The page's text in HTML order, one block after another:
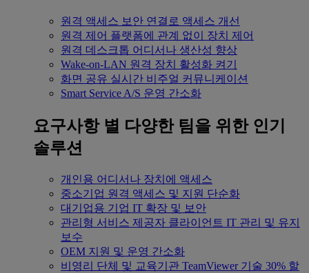
원격 액세스 보안 연결로 액세스 개선
원격 제어 플랫폼에 관계 없이 장치 제어
원격 데스크톱 어디서나 생산성 향상
Wake-on-LAN 원격 장치 활성화 켜기
화면 공유 실시간 비주얼 커뮤니케이션
Smart Service A/S 운영 간소화
요구사항 별 다양한 팀을 위한 인기
솔루션
개인용 어디서나 장치에 액세스
중소기업 원격 액세스 및 지원 단순화
대기업용 기업 IT 확장 및 보안
관리형 서비스 제공자 클라이언트 IT 관리 및 유지
보수
OEM 지원 및 운영 간소화
비영리 단체 및 교육기관 TeamViewer 기술 30% 할